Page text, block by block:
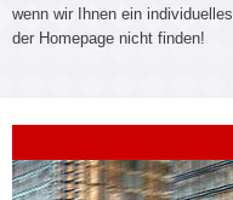
Unser Autohaus
wenn wir Ihnen ein
der Homepage nicht finden!